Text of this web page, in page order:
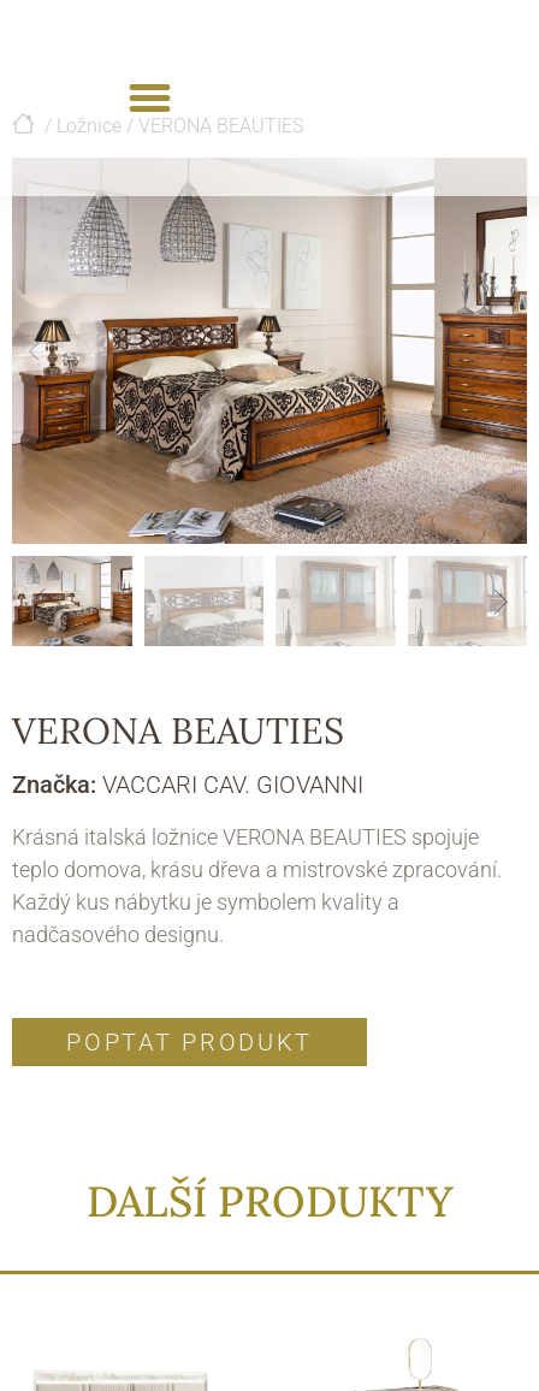
/ Ložnice / VERONA BEAUTIES
VERONA BEAUTIES
Značka: VACCARI CAV. GIOVANNI
Krásná italská ložnice VERONA BEAUTIES spojuje
teplo domova, krásu dřeva a mistrovské zpracování.
Každý kus nábytku je symbolem kvality a
nadčasového designu.
POPTAT PRODUKT
DALŠÍ PRODUKTY